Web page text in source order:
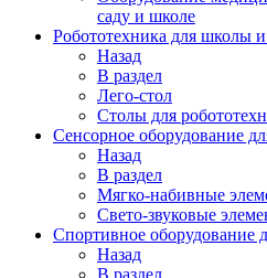
саду и школе
Робототехника для школы и
Назад
В раздел
Лего-стол
Столы для
Сенсорное оборудование
Назад
В раздел
Мягко-набивные
Свето-звуковые
Спортивное оборудование
Назад
В раздел